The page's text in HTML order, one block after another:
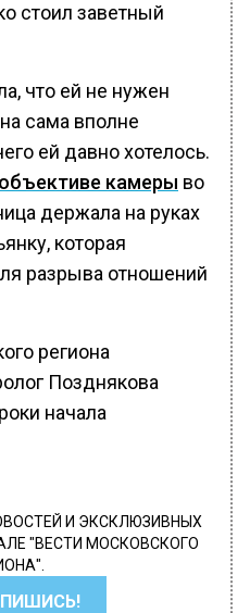
стоил заветный
что ей не нужен
сама вполне
ей давно хотелось.
объективе камеры во
держала на руках
которая
разрыва отношений
региона
Позднякова
начала
И ЭКСКЛЮЗИВНЫХ
"ВЕСТИ МОСКОВСКОГО